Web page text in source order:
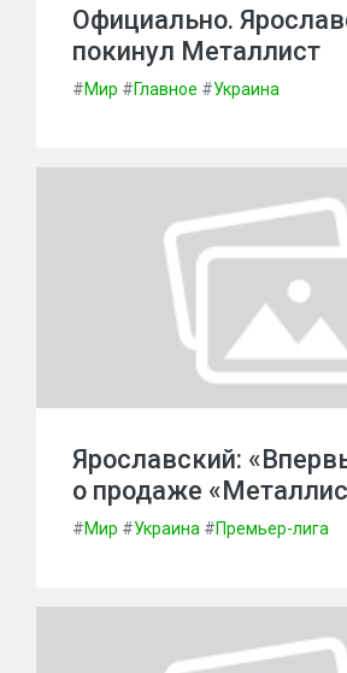
Официально.
покинул Металлист
#Мир #Главное #Украина
Ярославский:
о продаже
#Мир #Украина #Премьер-лига